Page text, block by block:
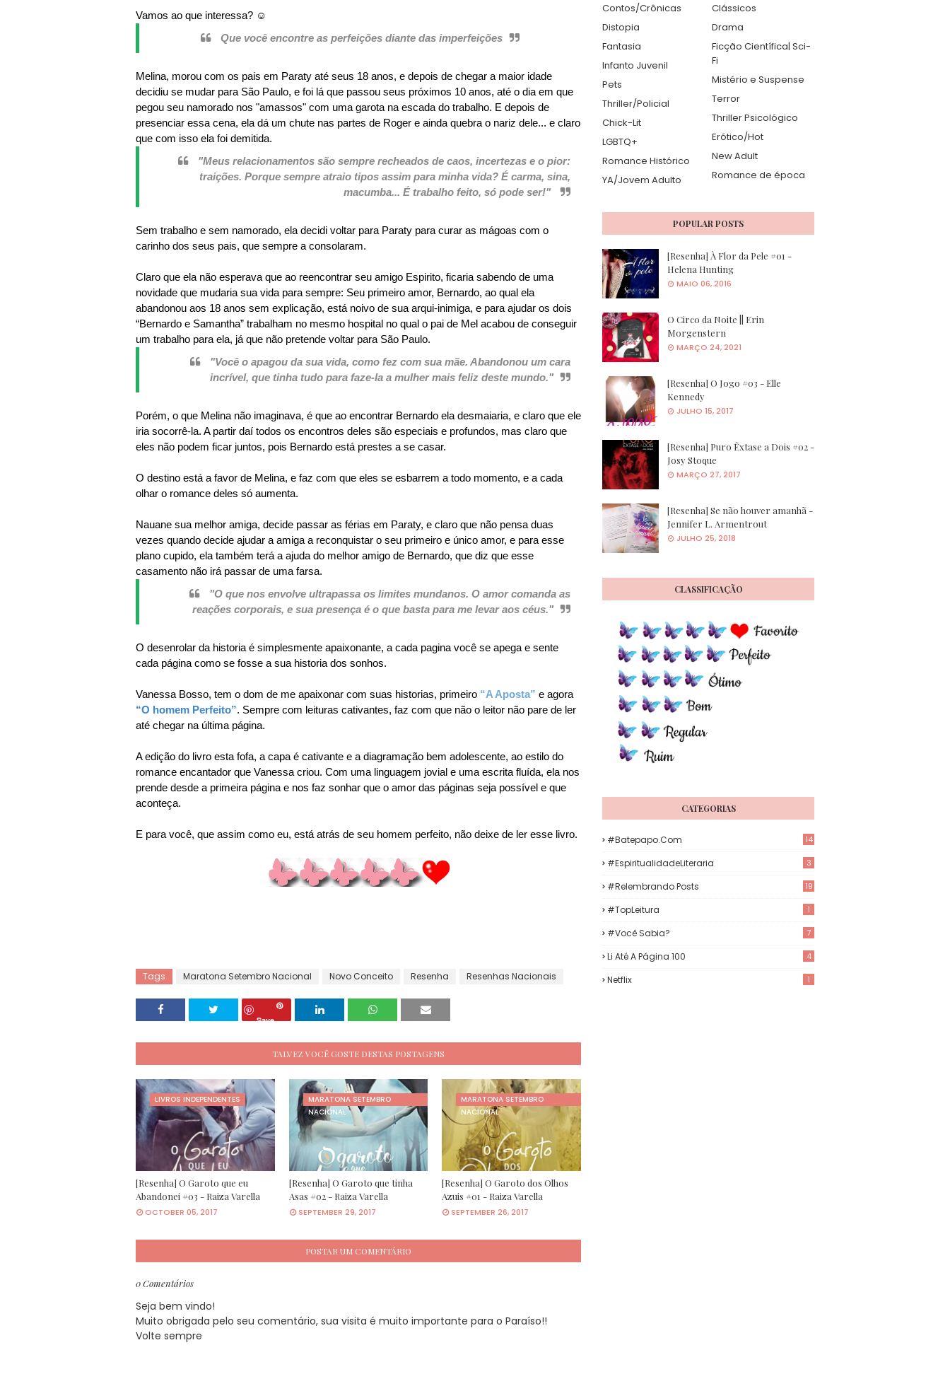
Vamos ao que interessa? ☺
Que você encontre as perfeições diante das imperfeições
Melina, morou com os pais em Paraty até seus 18 anos, e depois de chegar a maior idade
decidiu se mudar para São Paulo, e foi lá que passou seus próximos 10 anos, até o dia em que
pegou seu namorado nos "amassos" com uma garota na escada do trabalho. E depois de
presenciar essa cena, ela dá um chute nas partes de Roger e ainda quebra o nariz dele... e claro
que com isso ela foi demitida.
"Meus relacionamentos são sempre recheados de caos, incertezas e o pior:
traições. Porque sempre atraio tipos assim para minha vida? É carma, sina,
macumba... É trabalho feito, só pode ser!"
Sem trabalho e sem namorado, ela decidi voltar para Paraty para curar as mágoas com o
carinho dos seus pais, que sempre a consolaram.
Claro que ela não esperava que ao reencontrar seu amigo Espirito, ficaria sabendo de uma
novidade que mudaria sua vida para sempre: Seu primeiro amor, Bernardo, ao qual ela
abandonou aos 18 anos sem explicação, está noivo de sua arqui-inimiga, e para ajudar os dois
“Bernardo e Samantha” trabalham no mesmo hospital no qual o pai de Mel acabou de conseguir
um trabalho para ela, já que não pretende voltar para São Paulo.
"Você o apagou da sua vida, como fez com sua mãe. Abandonou um cara
incrível, que tinha tudo para faze-la a mulher mais feliz deste mundo."
Porém, o que Melina não imaginava, é que ao encontrar Bernardo ela desmaiaria, e claro que ele
iria socorrê-la. A partir daí todos os encontros deles são especiais e profundos, mas claro que
eles não podem ficar juntos, pois Bernardo está prestes a se casar.
O destino está a favor de Melina, e faz com que eles se esbarrem a todo momento, e a cada
olhar o romance deles só aumenta.
Nauane sua melhor amiga, decide passar as férias em Paraty, e claro que não pensa duas
vezes quando decide ajudar a amiga a reconquistar o seu primeiro e único amor, e para esse
plano cupido, ela também terá a ajuda do melhor amigo de Bernardo, que diz que esse
casamento não irá passar de uma farsa.
"O que nos envolve ultrapassa os limites mundanos. O amor comanda as
reações corporais, e sua presença é o que basta para me levar aos céus."
O desenrolar da historia é simplesmente apaixonante, a cada pagina você se apega e sente
cada página como se fosse a sua historia dos sonhos.
Vanessa Bosso, tem o dom de me apaixonar com suas historias, primeiro “A Aposta” e agora
“O homem Perfeito”. Sempre com leituras cativantes, faz com que não o leitor não pare de ler
até chegar na última página.
A edição do livro esta fofa, a capa é cativante e a diagramação bem adolescente, ao estilo do
romance encantador que Vanessa criou. Com uma linguagem jovial e uma escrita fluída, ela nos
prende desde a primeira página e nos faz sonhar que o amor das páginas seja possível e que
aconteça.
E para você, que assim como eu, está atrás de seu homem perfeito, não deixe de ler esse livro.
Tags Maratona Setembro Nacional Novo Conceito Resenha Resenhas Nacionais
Save
TALVEZ VOCÊ GOSTE DESTAS POSTAGENS
LIVROS INDEPENDENTES
[Resenha] O Garoto que eu
Abandonei #03 - Raiza Varella
OCTOBER 05, 2017
MARATONA SETEMBRO
NACIONAL
[Resenha] O Garoto que tinha
Asas #02 - Raiza Varella
SEPTEMBER 29, 2017
MARATONA SETEMBRO
NACIONAL
[Resenha] O Garoto dos Olhos
Azuis #01 - Raiza Varella
SEPTEMBER 26, 2017
POSTAR UM COMENTÁRIO
0 Comentários
Seja bem vindo!
Muito obrigada pelo seu comentário, sua visita é muito importante para o Paraíso!!
Volte sempre
Contos/Crônicas
Clássicos
Distopia
Drama
Fantasia
Ficção Científica| Sci-
Fi
Infanto Juvenil
Mistério e Suspense
Pets
Terror
Thriller/Policial
Thriller Psicológico
Chick-Lit
Erótico/Hot
LGBTQ+
New Adult
Romance Histórico
Romance de época
YA/Jovem Adulto
POPULAR POSTS
[Resenha] À Flor da Pele #01 -
Helena Hunting
MAIO 06, 2016
O Circo da Noite || Erin
Morgenstern
MARÇO 24, 2021
[Resenha] O Jogo #03 - Elle
Kennedy
JULHO 15, 2017
[Resenha] Puro Êxtase a Dois #02 -
Josy Stoque
MARÇO 27, 2017
[Resenha] Se não houver amanhã -
Jennifer L. Armentrout
JULHO 25, 2018
CLASSIFICAÇÃO
CATEGORIAS
#Batepapo.com 14
#EspiritualidadeLiteraria 3
#Relembrando Posts 19
#TopLeitura 1
#Você Sabia? 7
Li Até A Página 100 4
Netflix 1